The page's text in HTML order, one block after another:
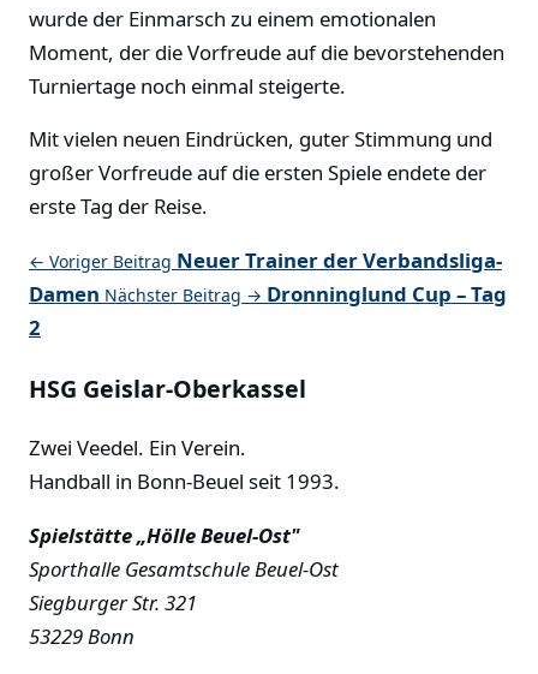
wurde der Einmarsch zu einem emotionalen
Moment, der die Vorfreude auf die bevorstehenden
Turniertage noch einmal steigerte.
Mit vielen neuen Eindrücken, guter Stimmung und
großer Vorfreude auf die ersten Spiele endete der
erste Tag der Reise.
← Voriger Beitrag Neuer Trainer der Verbandsliga-
Damen Nächster Beitrag → Dronninglund Cup – Tag
2
HSG Geislar-Oberkassel
Zwei Veedel. Ein Verein.
Handball in Bonn-Beuel seit 1993.
Spielstätte „Hölle Beuel-Ost"
Sporthalle Gesamtschule Beuel-Ost
Siegburger Str. 321
53229 Bonn